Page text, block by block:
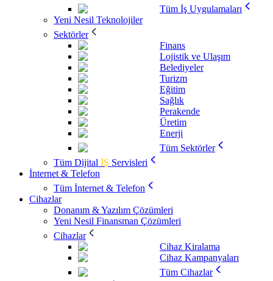
Tüm İş Uygulamaları
Yeni Nesil Teknolojiler
Sektörler
Finans
Lojistik ve Ulaşım
Belediyeler
Turizm
Eğitim
Sağlık
Perakende
Üretim
Enerji
Tüm Sektörler
Tüm Dijital İŞ Servisleri
İnternet & Telefon
Tüm İnternet & Telefon
Cihazlar
Donanım & Yazılım Çözümleri
Yeni Nesil Finansman Çözümleri
Cihazlar
Cihaz Kiralama
Cihaz Kampanyaları
Tüm Cihazlar